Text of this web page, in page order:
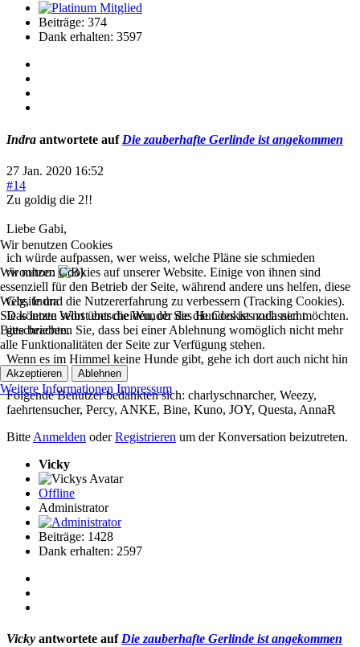
Beiträge: 374
Dank erhalten: 3597
Indra antwortete auf Die zauberhafte Gerlinde ist angekommen
27 Jan. 2020 16:52
#14
Zu goldig die 2!!
Liebe Gabi,
ich würde aufpassen, wer weiss, welche Pläne sie schmieden
:woohoo:
Glg, Indra
Das letzte Wort über die Wunder des Hundes ist noch nicht
geschrieben.
Wenn es im Himmel keine Hunde gibt, gehe ich dort auch nicht hin
❤️
Folgende Benutzer bedankten sich: charlyschnarcher, Weezy,
faehrtensucher, Percy, ANKE, Bine, Kuno, JOY, Questa, AnnaR
Bitte Anmelden oderRegistrieren um der Konversation beizutreten.
Vicky
Offline
Administrator
Beiträge: 1428
Dank erhalten: 2597
Vicky antwortete auf Die zauberhafte Gerlinde ist angekommen
Wir benutzen Cookies
Wir nutzen Cookies auf unserer Website. Einige von ihnen sind
essenziell für den Betrieb der Seite, während andere uns helfen, diese
Website und die Nutzererfahrung zu verbessern (Tracking Cookies).
Sie können selbst entscheiden, ob Sie die Cookies zulassen möchten.
Bitte beachten Sie, dass bei einer Ablehnung womöglich nicht mehr
alle Funktionalitäten der Seite zur Verfügung stehen.
Akzeptieren Ablehnen
Weitere Informationen Impressum